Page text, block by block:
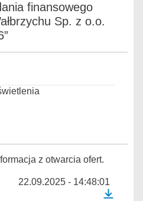
finansowego
Sp. z o.o.
z otwarcia ofert.
22.09.2025 - 14:48:01